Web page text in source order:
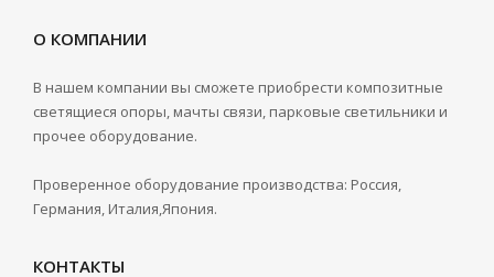
О КОМПАНИИ
В нашем компании вы сможете приобрести композитные
светящиеся опоры, мачты связи, парковые светильники и
прочее оборудование.
Проверенное оборудование производства: Россия,
Германия, Италия,Япония.
КОНТАКТЫ